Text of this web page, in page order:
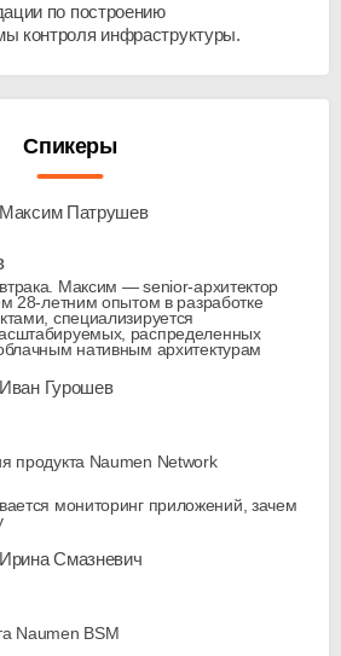
по построению
контроля инфраструктуры.
Спикеры
Максим — senior-архитектор
28-летним опытом в разработке
специализируется
распределенных
нативным архитектурам
продукта Naumen Network
мониторинг приложений, зачем
Naumen BSM